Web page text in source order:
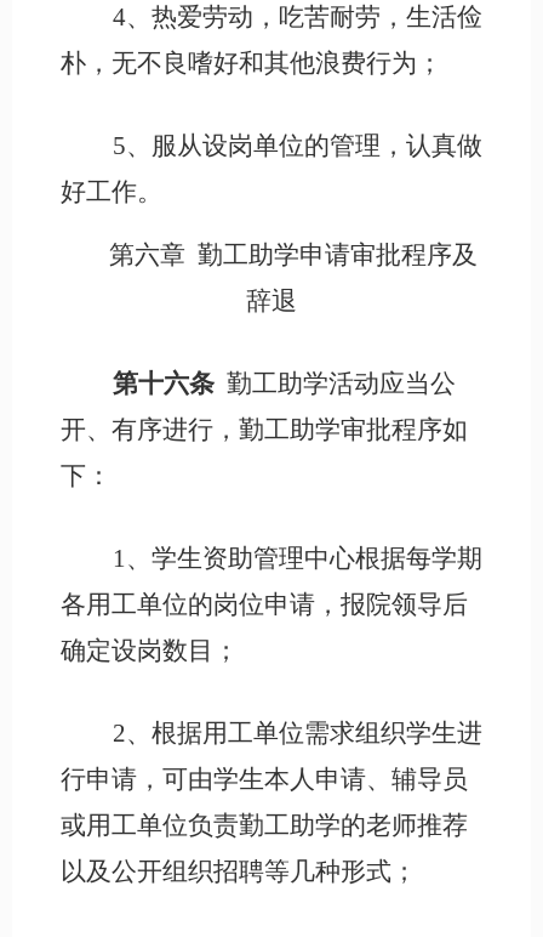
4、热爱劳动，吃苦耐劳，生活俭
朴，无不良嗜好和其他浪费行为；
5、服从设岗单位的管理，认真做
好工作。
第六章 勤工助学申请审批程序及
辞退
第十六条 勤工助学活动应当公
开、有序进行，勤工助学审批程序如
下：
1、学生资助管理中心根据每学期
各用工单位的岗位申请，报院领导后
确定设岗数目；
2、根据用工单位需求组织学生进
行申请，可由学生本人申请、辅导员
或用工单位负责勤工助学的老师推荐
以及公开组织招聘等几种形式；